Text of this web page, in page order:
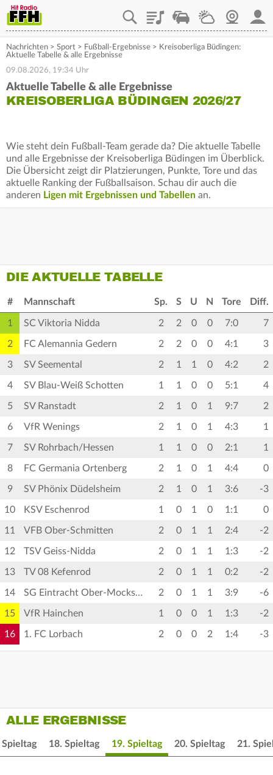
PlaylistStaupilotWetterWebcam
Nachrichten > Sport > Fußball-Ergebnisse > Kreisoberliga Büdingen:
Aktuelle Tabelle & alle Ergebnisse
09.08.2026, 19:34 Uhr
Aktuelle Tabelle & alle Ergebnisse
KREISOBERLIGA BÜDINGEN 2026/27
Wie steht dein Fußball-Team gerade da? Die aktuelle Tabelle
und alle Ergebnisse der Kreisoberliga Büdingen im Überblick.
Die Übersicht zeigt dir Platzierungen, Punkte, Tore und das
aktuelle Ranking der Fußballsaison. Schau dir auch die
anderen Ligen mit Ergebnissen und Tabellen an.
DIE AKTUELLE TABELLE
# Mannschaft Sp. S U N Tore Diff.
1 SC Viktoria Nidda 2 2 0 0 7:0 7
2 FC Alemannia Gedern 2 2 0 0 4:1 3
3 SV Seemental 2 1 1 0 4:2 2
4 SV Blau-Weiß Schotten 1 1 0 0 5:1 4
5 SV Ranstadt 2 1 0 1 9:7 2
6 VfR Wenings 2 1 0 1 4:3 1
7 SV Rohrbach/Hessen 1 1 0 0 2:1 1
8 FC Germania Ortenberg 2 1 0 1 4:4 0
9 SV Phönix Düdelsheim 2 1 0 1 3:6 -3
10 KSV Eschenrod 1 0 1 0 1:1 0
11 VFB Ober-Schmitten 2 0 1 1 2:4 -2
12 TSV Geiss-Nidda 2 0 1 1 1:3 -2
13 TV 08 Kefenrod 2 0 1 1 0:2 -2
14 SG Eintracht Ober-Mockstadt 2 0 1 1 3:9 -6
15 VfR Hainchen 1 0 0 1 1:3 -2
16 1. FC Lorbach 2 0 0 2 1:4 -3
ALLE ERGEBNISSE
Spieltag 18. Spieltag 19. Spieltag 20. Spieltag 21.